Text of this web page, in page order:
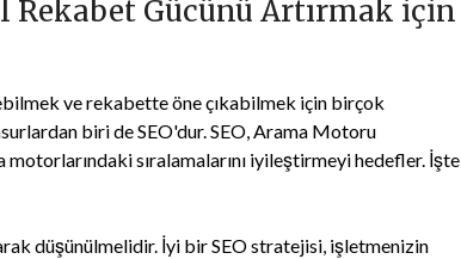
Rekabet Gücünü Artırmak için
ve rekabette öne çıkabilmek için birçok
biri de SEO'dur. SEO, Arama Motoru
sıralamalarını iyileştirmeyi hedefler. İşte
düşünülmelidir. İyi bir SEO stratejisi, işletmenizin